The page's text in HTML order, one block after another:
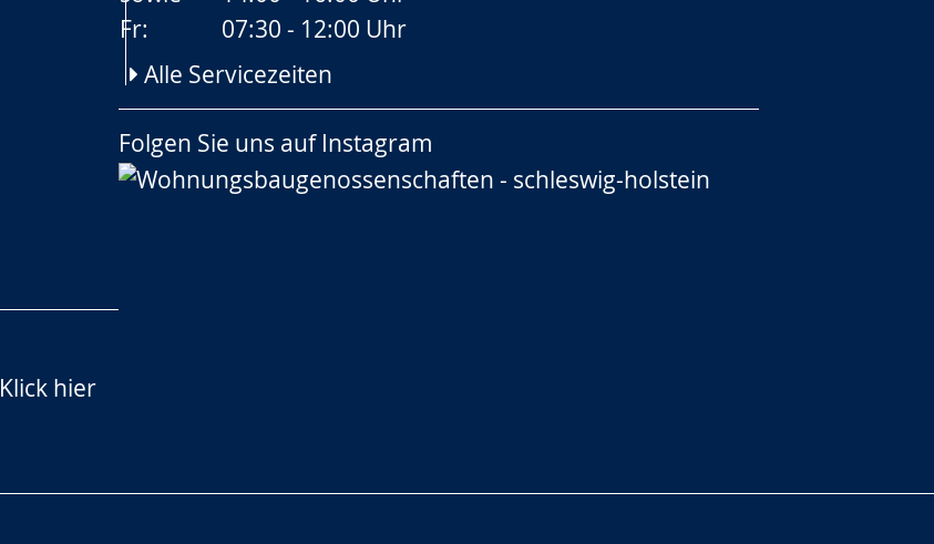
Fr:
07:30 - 12:00 Uhr
Alle Servicezeiten
Folgen Sie uns auf Instagram
Klick hier